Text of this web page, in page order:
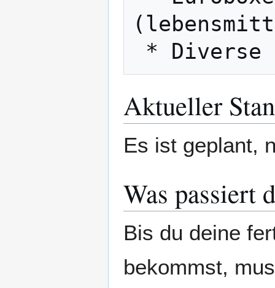
Aktueller
Es ist geplant,
Was passiert
Bis du deine
bekommst,